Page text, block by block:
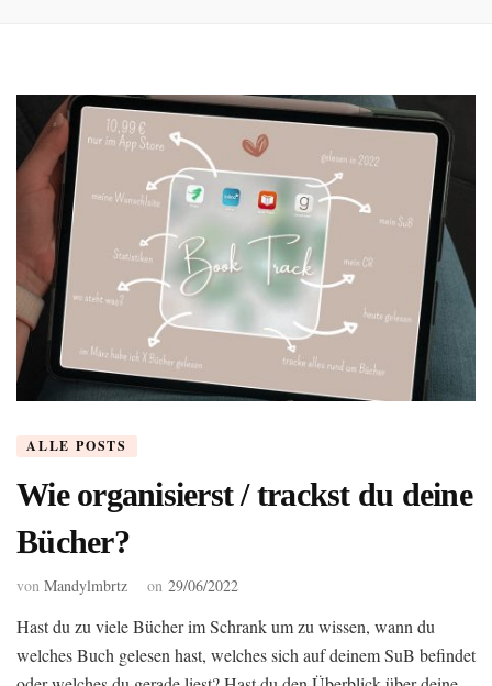
ALLE POSTS
Wie organisierst / trackst du deine
Bücher?
von Mandylmbrtz on 29/06/2022
Hast du zu viele Bücher im Schrank um zu wissen, wann du
welches Buch gelesen hast, welches sich auf deinem SuB befindet